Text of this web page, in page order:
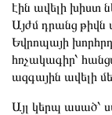
էին ավելի խիստ
Այժմ դրանց թիվն
Եվրոպայի
հռչակագիր՝
ազգային ավելի
Այլ կերպ ասած՝